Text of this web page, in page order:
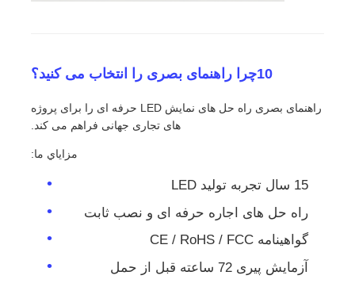
10چرا راهنمای بصری را انتخاب می کنید؟
راهنمای بصری راه حل های نمایش LED حرفه ای را برای پروژه
های تجاری جهانی فراهم می کند.
مزاياي ما:
15 سال تجربه تولید LED
راه حل های اجاره حرفه ای و نصب ثابت
گواهینامه CE / RoHS / FCC
آزمایش پیری 72 ساعته قبل از حمل